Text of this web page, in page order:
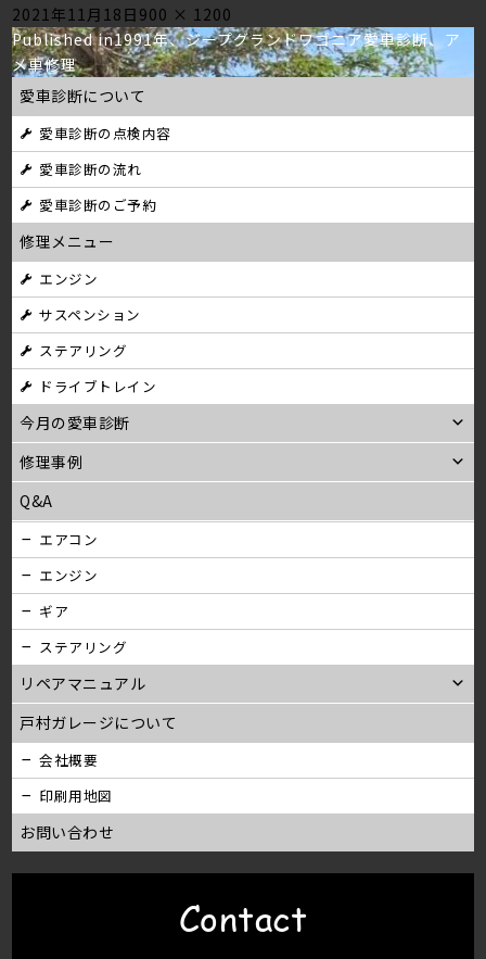
Posted
on
2021年11月18日 Full
size
900 × 1200
投
稿
ナ
ビ
ゲ
ー
シ
ョ
ン
Published in1991年、ジープグランドワゴニア愛車診断、ア
メ車修理
愛車診断について
愛車診断の点検内容
愛車診断の流れ
愛車診断のご予約
修理メニュー
エンジン
サスペンション
ステアリング
ドライブトレイン
今月の愛車診断
修理事例
Q&A
エアコン
エンジン
ギア
ステアリング
リペアマニュアル
戸村ガレージについて
会社概要
印刷用地図
お問い合わせ
Contact